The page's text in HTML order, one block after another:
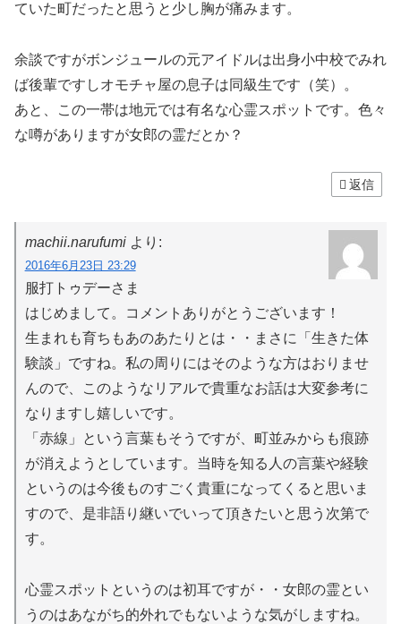
ていた町だったと思うと少し胸が痛みます。
余談ですがボンジュールの元アイドルは出身小中校でみれ
ば後輩ですしオモチャ屋の息子は同級生です（笑）。
あと、この一帯は地元では有名な心霊スポットです。色々
な噂がありますが女郎の霊だとか？
返信
machii.narufumi より:
2016年6月23日 23:29
服打トゥデーさま
はじめまして。コメントありがとうございます！
生まれも育ちもあのあたりとは・・まさに「生きた体
験談」ですね。私の周りにはそのような方はおりませ
んので、このようなリアルで貴重なお話は大変参考に
なりますし嬉しいです。
「赤線」という言葉もそうですが、町並みからも痕跡
が消えようとしています。当時を知る人の言葉や経験
というのは今後ものすごく貴重になってくると思いま
すので、是非語り継いでいって頂きたいと思う次第で
す。
心霊スポットというのは初耳ですが・・女郎の霊とい
うのはあながち的外れでもないような気がしますね。